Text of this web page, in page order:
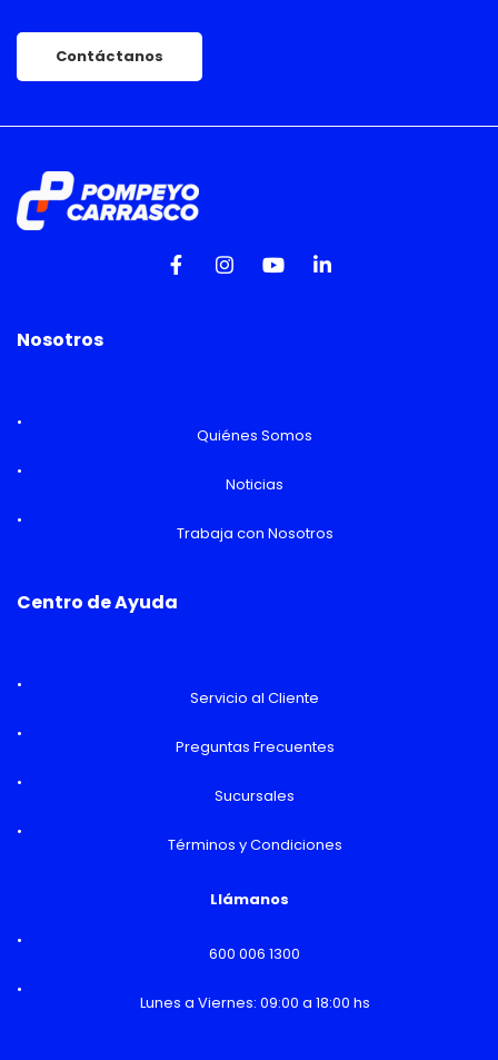
Contáctanos
Nosotros
Quiénes Somos
Noticias
Trabaja con Nosotros
Centro de Ayuda
Servicio al Cliente
Preguntas Frecuentes
Sucursales
Términos y Condiciones
Llámanos
600 006 1300
Lunes a Viernes: 09:00 a 18:00 hs